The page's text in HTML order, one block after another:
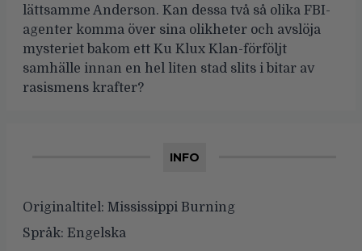
lättsamme Anderson. Kan dessa två så olika FBI-
agenter komma över sina olikheter och avslöja
mysteriet bakom ett Ku Klux Klan-förföljt
samhälle innan en hel liten stad slits i bitar av
rasismens krafter?
INFO
Originaltitel: Mississippi Burning
Språk: Engelska